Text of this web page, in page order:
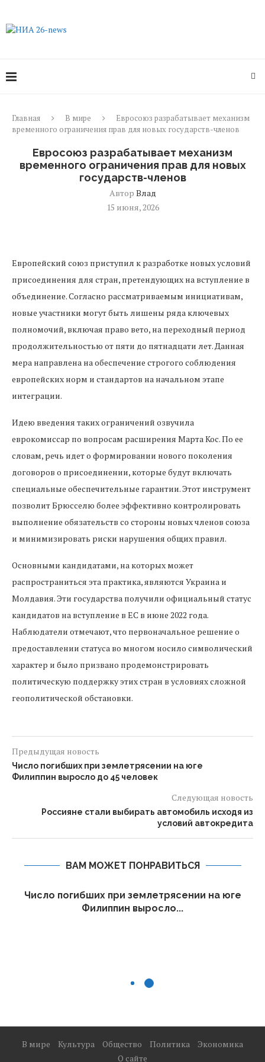
Главная В мире
Евросоюз разрабатывает механизм
временного ограничения прав для новых государств-членов
Евросоюз разрабатывает механизм
временного ограничения прав для новых
государств-членов
Автор Влад
15 июня, 2026
Европейский союз приступил к разработке новых условий
присоединения для стран, претендующих на вступление в
объединение. Согласно рассматриваемым инициативам,
новые участники могут быть лишены ряда ключевых
полномочий, включая право вето, на переходный период
продолжительностью от пяти до пятнадцати лет. Данная
мера направлена на обеспечение строгого соблюдения
европейских норм и стандартов на начальном этапе
интеграции.
Идею введения таких ограничений озвучила
еврокомиссар по вопросам расширения Марта Кос. По ее
словам, речь идет о формировании нового поколения
договоров о присоединении, которые будут включать
специальные обеспечительные гарантии. Этот инструмент
позволит Брюсселю более эффективно контролировать
выполнение обязательств со стороны новых членов союза
и минимизировать риски нарушения общих правил.
Основными кандидатами, на которых может
распространиться эта практика, являются Украина и
Молдавия. Эти государства получили официальный статус
кандидатов на вступление в ЕС в июне 2022 года.
Наблюдатели отмечают, что первоначальное решение о
предоставлении статуса во многом носило символический
характер и было призвано продемонстрировать
политическую поддержку этих стран в условиях сложной
геополитической обстановки.
Предыдущая новость
Число погибших при землетрясении на юге
Филиппин выросло до 45 человек
Следующая новость
Россияне стали выбирать автомобиль исходя из
условий автокредита
ВАМ МОЖЕТ ПОНРАВИТЬСЯ
Число погибших при землетрясении на юге
Филиппин выросло...
В мире Культура Общество Политика
Экономика
О сайте